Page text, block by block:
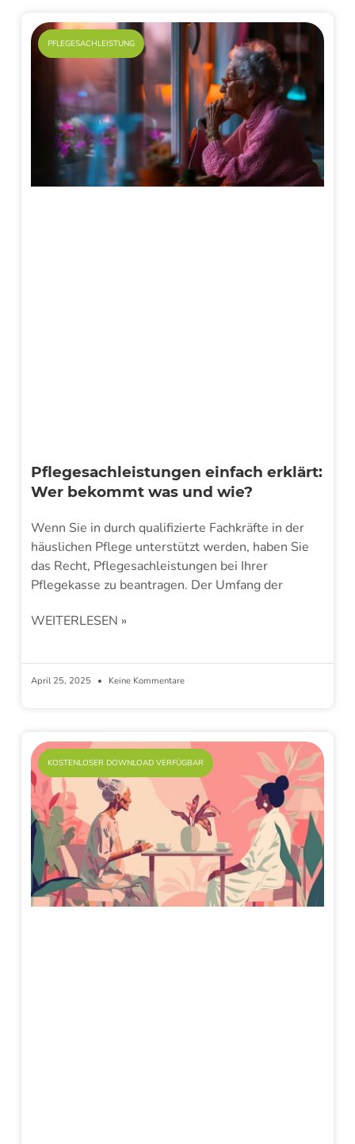
PFLEGESACHLEISTUNG
Pflegesachleistungen einfach erklärt:
Wer bekommt was und wie?
Wenn Sie in durch qualifizierte Fachkräfte in der
häuslichen Pflege unterstützt werden, haben Sie
das Recht, Pflegesachleistungen bei Ihrer
Pflegekasse zu beantragen. Der Umfang der
WEITERLESEN »
April 25, 2025 Keine Kommentare
KOSTENLOSER DOWNLOAD VERFÜGBAR